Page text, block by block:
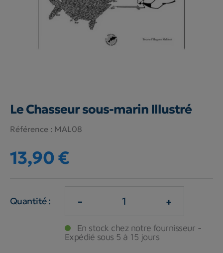
Le Chasseur sous-marin Illustré
Référence : MAL08
13,90 €
Quantité : - +
En stock chez notre fournisseur -
Expédié sous 5 à 15 jours